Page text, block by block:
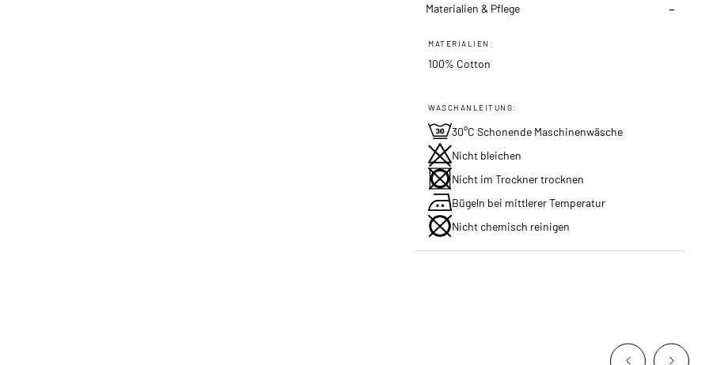
Materialien & Pflege
MATERIALIEN:
100% Cotton
WASCHANLEITUNG:
30°C Schonende Maschinenwäsche
Nicht bleichen
Nicht im Trockner trocknen
Bügeln bei mittlerer Temperatur
Nicht chemisch reinigen